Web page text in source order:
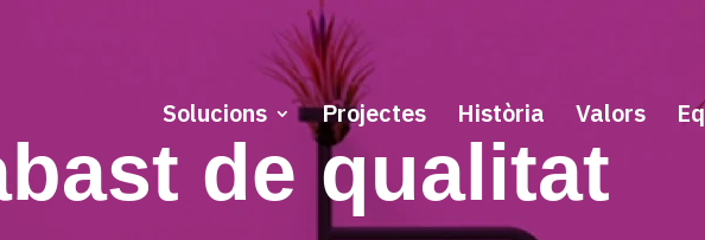
Solucions Projectes Història Valors
de qualitat